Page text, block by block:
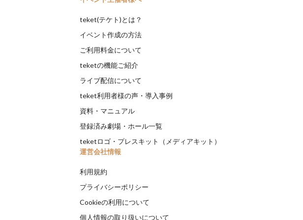
teket(テケト)とは？
イベント作成の方法
ご利用料金について
teketの機能ご紹介
ライブ配信について
teket利用者様の声・導入事例
資料・マニュアル
登録済み劇場・ホール一覧
teketロゴ・プレスキット（メディアキット）
運営会社情報
利用規約
プライバシーポリシー
Cookieの利用について
個人情報の取り扱いについて